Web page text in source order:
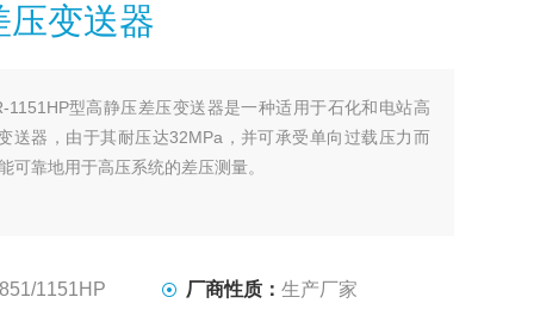
压变送器
1151HP型高静压差压变送器是一种适用于石化和电站高
送器，由于其耐压达32MPa，并可承受单向过载压力而
可靠地用于高压系统的差压测量。
1151HP 厂商性质： 生产厂家